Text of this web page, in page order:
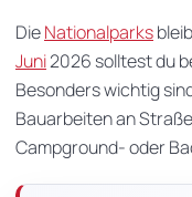
DieNationalparks
Juni2026 solltest du
Besonders wichtig
Bauarbeiten an
Campground- oder